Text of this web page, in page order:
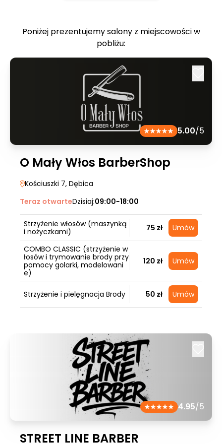
Poniżej prezentujemy salony z miejscowości w
pobliżu:
5.00/5
O Mały Włos BarberShop
Kościuszki 7, Dębica
Teraz otwarteDzisiaj:09:00-18:00
Strzyżenie włosów (maszynką
i nożyczkami)
75 zł Umów
COMBO CLASSIC (strzyżenie w
łosów i trymowanie brody przy
pomocy golarki, modelowani
e)
120 zł Umów
Strzyżenie i pielęgnacja Brody 50 zł Umów
4.95/5
STREET LINE BARBER